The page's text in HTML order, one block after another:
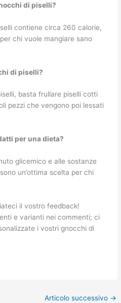
di piselli?
contiene circa 260 calorie,
chi vuole mangiare sano
di piselli?
basta frullare piselli cotti
pezzi che vengono poi lessati
per una dieta?
glicemico e alle sostanze
un’ottima scelta per chi
il vostro feedback!
e varianti nei commenti; ci
i vostri gnocchi di
Articolo successivo →